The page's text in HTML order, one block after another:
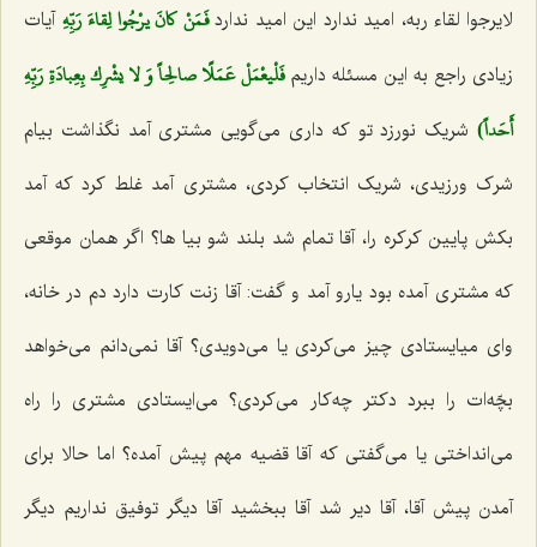
لایرجوا لقاء ربه، امید ندارد این امید نداردفَمَنْ كانَ يرْجُوا لِقاءَ رَبِّهِ‌ آیات
زیادی راجع به این مسئله داریم‌ فَلْيعْمَلْ عَمَلًا صالِحاً وَ لا يشْرِك بِعِبادَةِ رَبِّهِ
أَحَداً) شریک نورزد تو که داری می‌گویی مشتری آمد نگذاشت بیام
شرک ورزیدی، شریک انتخاب کردی، مشتری آمد غلط کرد که آمد
بکش پایین کرکره را، آقا تمام شد بلند شو بیا ها؟ اگر همان موقعی
که مشتری آمده بود یارو آمد و گفت: آقا زنت کارت دارد دم در خانه،
وای میایستادی چیز می‌کردی یا می‌دویدی؟ آقا نمی‌دانم می‌خواهد
بچّه‌ات را ببرد دکتر چه‌کار می‌کردی؟ می‌ایستادی مشتری را راه
می‌انداختی یا می‌گفتی که آقا قضیه مهم پیش آمده؟ اما حالا برای
آمدن پیش آقا، آقا دیر شد آقا ببخشید آقا دیگر توفیق نداریم دیگر